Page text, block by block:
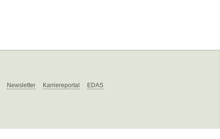
Newsletter Karriereportal EDAS